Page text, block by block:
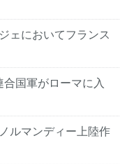
ェにおいてフランス
国軍がローマに入
ルマンディー上陸作